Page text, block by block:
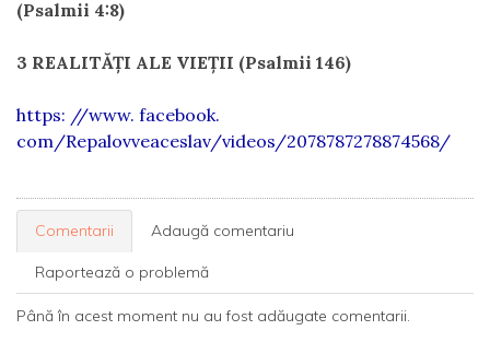
(Psalmii 4:8)
3 REALITĂȚI ALE VIEȚII (Psalmii 146)
https: //www. facebook.
com/Repalovveaceslav/videos/2078787278874568/
Comentarii Adaugă comentariu
Raportează o problemă
Până în acest moment nu au fost adăugate comentarii.